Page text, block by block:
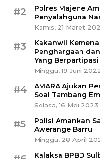
#2
Polres Majene
Penyalahguna
Kamis, 21 Maret
#3
Kakanwil
Penghargaan
Yang Berpartipasi
Minggu, 19 Juni 2022
#4
AMARA Ajukan
Soal Tambang
Selasa, 16 Mei 2023
#5
Polisi Amankan
Awerange Barru
Minggu, 28 April
Kalaksa BPBD